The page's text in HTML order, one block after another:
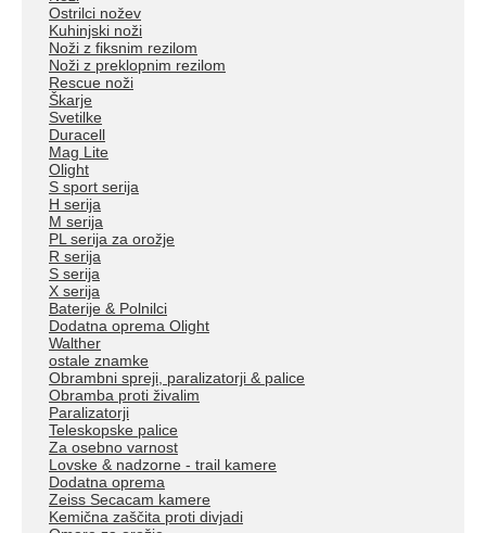
Ostrilci nožev
Kuhinjski noži
Noži z fiksnim rezilom
Noži z preklopnim rezilom
Rescue noži
Škarje
Svetilke
Duracell
Mag Lite
Olight
S sport serija
H serija
M serija
PL serija za orožje
R serija
S serija
X serija
Baterije & Polnilci
Dodatna oprema Olight
Walther
ostale znamke
Obrambni spreji, paralizatorji & palice
Obramba proti živalim
Paralizatorji
Teleskopske palice
Za osebno varnost
Lovske & nadzorne - trail kamere
Dodatna oprema
Zeiss Secacam kamere
Kemična zaščita proti divjadi